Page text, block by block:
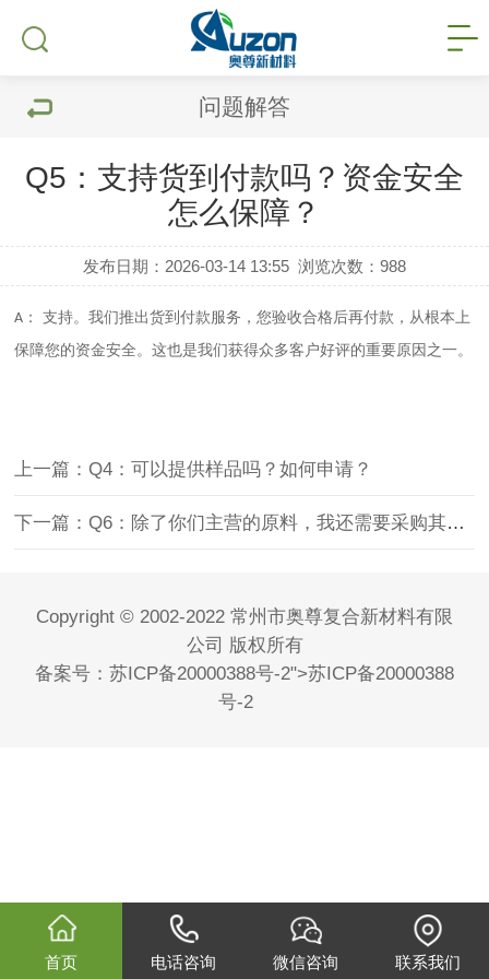
问题解答
Q5：支持货到付款吗？资金安全
怎么保障？
发布日期：2026-03-14 13:55 浏览次数：988
A ： 支持。我们推出货到付款服务，您验收合格后再付款，从根本上
保障您的资金安全。这也是我们获得众多客户好评的重要原因之一。
上一篇：Q4：可以提供样品吗？如何申请？
下一篇：Q6：除了你们主营的原料，我还需要采购其他化工品，能一起供货吗？
Copyright © 2002-2022 常州市奥尊复合新材料有限
公司 版权所有
备案号： 苏ICP备20000388号-2">苏ICP备20000388
号-2
首页 电话咨询 微信咨询 联系我们